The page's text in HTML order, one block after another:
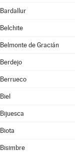
Bardallur
Belchite
Belmonte de Gracián
Berdejo
Berrueco
Biel
Bijuesca
Biota
Bisimbre